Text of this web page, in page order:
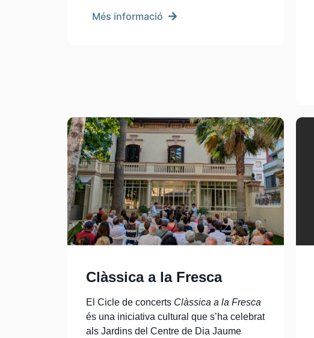
Més informació
Clàssica a la Fresca
El Cicle de concerts Clàssica a la Fresca
és una iniciativa cultural que s’ha celebrat
als Jardins del Centre de Dia Jaume